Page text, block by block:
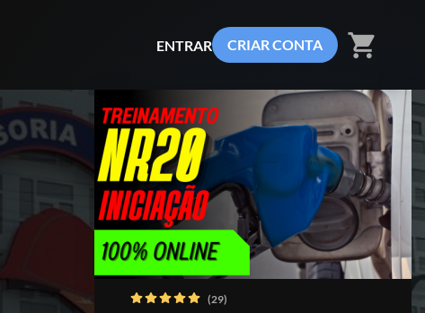
ENTRAR CRIAR CONTA shopping_cart
(29)